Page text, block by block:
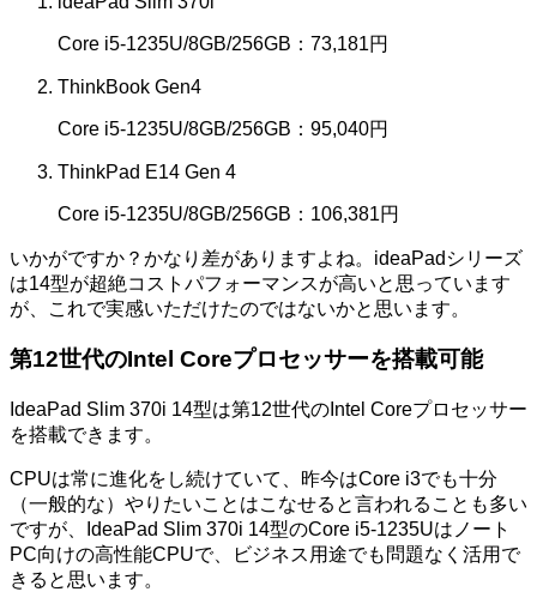
Core i5-1235U/8GB/256GB：73,181円
ThinkBook Gen4
Core i5-1235U/8GB/256GB：95,040円
ThinkPad E14 Gen 4
Core i5-1235U/8GB/256GB：106,381円
いかがですか？かなり差がありますよね。ideaPadシリーズ
は14型が超絶コストパフォーマンスが高いと思っています
が、これで実感いただけたのではないかと思います。
第12世代のIntel Coreプロセッサーを搭載可能
IdeaPad Slim 370i 14型は第12世代のIntel Coreプロセッサー
を搭載できます。
CPUは常に進化をし続けていて、昨今はCore i3でも十分
（一般的な）やりたいことはこなせると言われることも多い
ですが、IdeaPad Slim 370i 14型のCore i5-1235Uはノート
PC向けの高性能CPUで、ビジネス用途でも問題なく活用で
きると思います。